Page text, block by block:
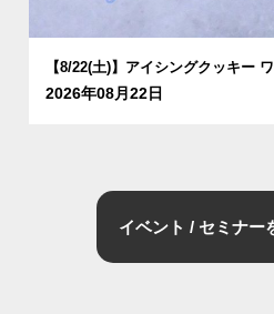
【8/22(土)】アイシングクッキー
2026年08月22日
イベント / セミナー